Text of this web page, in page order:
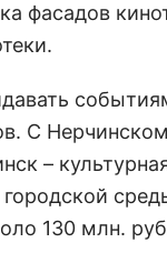
фасадов
С
–
130 млн.